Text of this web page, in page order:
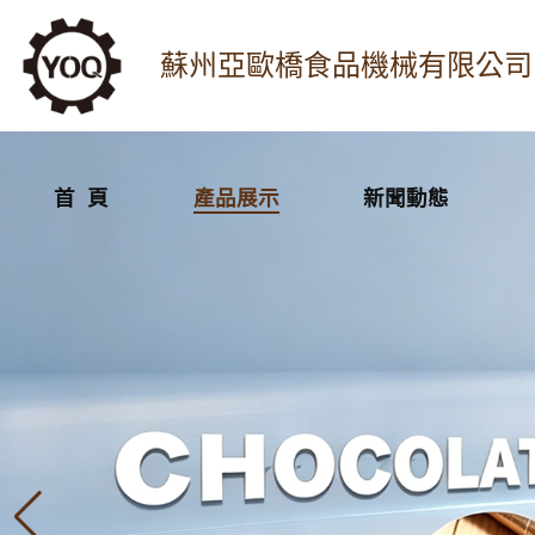
蘇州亞歐橋食品機械有限公司
首 頁 產品展示 新聞動態